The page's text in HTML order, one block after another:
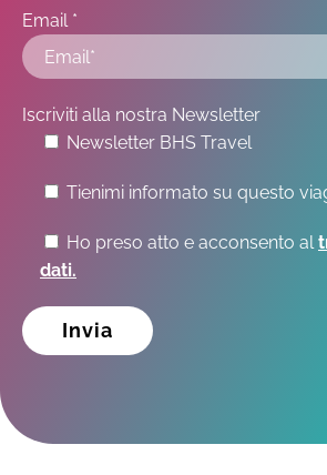
Email *
Iscriviti alla nostra Newsletter
Newsletter BHS Travel
Tienimi informato su questo
Ho preso atto e acconsento al
dati.